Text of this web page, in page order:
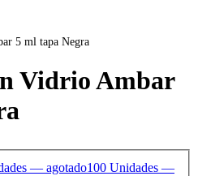
5 ml tapa Negra
Vidrio Ambar
— agotado100 Unidades —